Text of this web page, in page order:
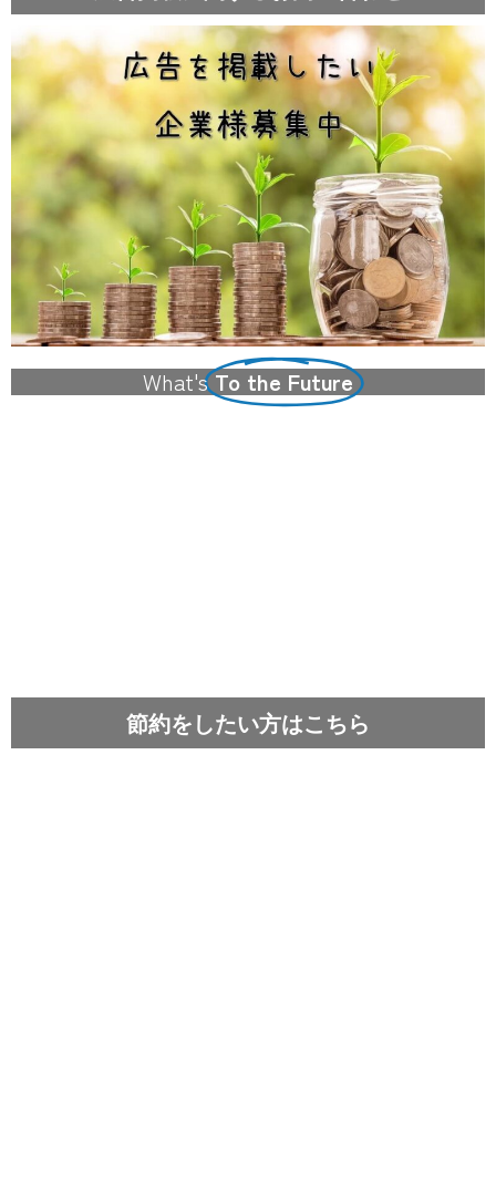
What's To the Future
節約をしたい方はこちら